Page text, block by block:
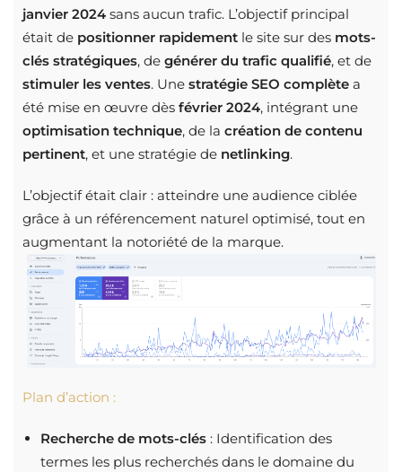
janvier 2024 sans aucun trafic. L’objectif principal
était de positionner rapidement le site sur des mots-
clés stratégiques, de générer du trafic qualifié, et de
stimuler les ventes. Une stratégie SEO complète a
été mise en œuvre dès février 2024, intégrant une
optimisation technique, de la création de contenu
pertinent, et une stratégie de netlinking.
L’objectif était clair : atteindre une audience ciblée
grâce à un référencement naturel optimisé, tout en
augmentant la notoriété de la marque.
Plan d’action :
Recherche de mots-clés : Identification des
termes les plus recherchés dans le domaine du